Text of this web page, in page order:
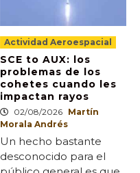
Actividad Aeroespacial
SCE to AUX: los
problemas de los
cohetes cuando les
impactan rayos
02/08/2026 Martín
Morala Andrés
Un hecho bastante
desconocido para el